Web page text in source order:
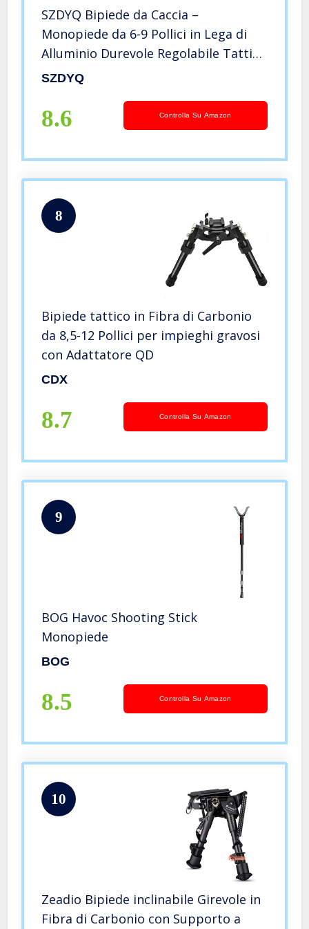
SZDYQ Bipiede da Caccia –
Monopiede da 6-9 Pollici in Lega di
Alluminio Durevole Regolabile Tattica
Bipiede Monopiede per Tiro a Segno
Carbonio
SZDYQ
8.6 Controlla Su Amazon
8
Bipiede tattico in Fibra di Carbonio
da 8,5-12 Pollici per impieghi gravosi
con Adattatore QD
CDX
8.7 Controlla Su Amazon
9
BOG Havoc Shooting Stick
Monopiede
BOG
8.5 Controlla Su Amazon
10
Zeadio Bipiede inclinabile Girevole in
Fibra di Carbonio con Supporto a